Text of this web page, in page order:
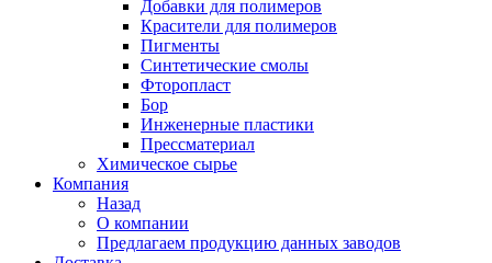
Добавки для полимеров
Красители для полимеров
Пигменты
Синтетические смолы
Фторопласт
Бор
Инженерные пластики
Прессматериал
Химическое сырье
Компания
Назад
О компании
Предлагаем продукцию данных заводов